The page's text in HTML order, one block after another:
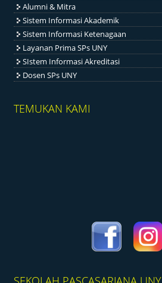
Alumni & Mitra
Sistem Informasi Akademik
Sistem Informasi Ketenagaan
Layanan Prima SPs UNY
SIstem Informasi Akreditasi
Dosen SPs UNY
TEMUKAN KAMI